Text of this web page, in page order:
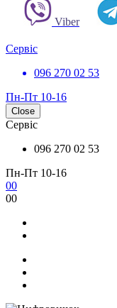
Viber
Сервіс
096 270 02 53
Пн-Пт 10-16
Close
Сервіс
096 270 02 53
Пн-Пт 10-16
00
00